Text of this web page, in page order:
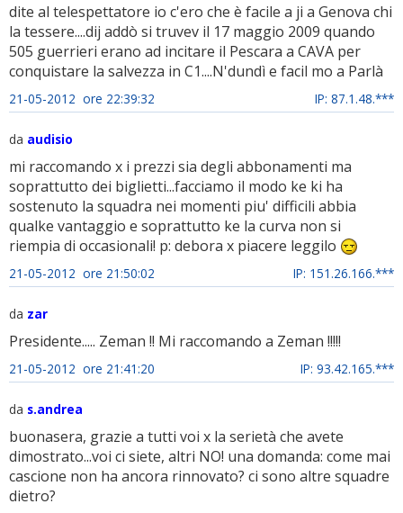
dite al telespettatore io c'ero che è facile a ji a Genova chi
la tessere....dij addò si truvev il 17 maggio 2009 quando
505 guerrieri erano ad incitare il Pescara a CAVA per
conquistare la salvezza in C1....N'dundì e facil mo a Parlà
21-05-2012 ore 22:39:32 IP: 87.1.48.***
da audisio
mi raccomando x i prezzi sia degli abbonamenti ma
soprattutto dei biglietti...facciamo il modo ke ki ha
sostenuto la squadra nei momenti piu' difficili abbia
qualke vantaggio e soprattutto ke la curva non si
riempia di occasionali! p: debora x piacere leggilo
21-05-2012 ore 21:50:02 IP: 151.26.166.***
da zar
Presidente..... Zeman !! Mi raccomando a Zeman !!!!!
21-05-2012 ore 21:41:20 IP: 93.42.165.***
da s.andrea
buonasera, grazie a tutti voi x la serietà che avete
dimostrato...voi ci siete, altri NO! una domanda: come mai
cascione non ha ancora rinnovato? ci sono altre squadre
dietro?